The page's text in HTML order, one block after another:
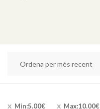
Min:5.00€ Max:10.00€